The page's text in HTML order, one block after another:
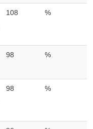
108 %
98 %
98 %